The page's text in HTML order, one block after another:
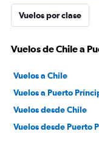
Vuelos por clase
Vuelos de Chile a
Vuelos a Chile
Vuelos a Puerto
Vuelos desde Chile
Vuelos desde Puerto